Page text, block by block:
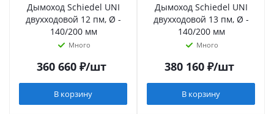
Дымоход Schiedel UNI
двухходовой 12 пм, Ø -
140/200 мм
Много
360 660₽/шт
В корзину
Дымоход Schiedel UNI
двухходовой 13 пм, Ø -
140/200 мм
Много
380 160₽/шт
В корзину